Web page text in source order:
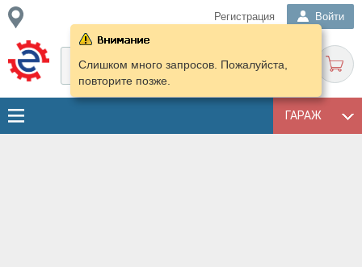
Регистрация Войти
ГАРАЖ
Слишком много запросов. Пожалуйста,
повторите позже.